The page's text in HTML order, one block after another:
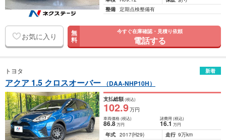
整備 定期点検整備有
お気に入り 無
料
今すぐ在庫確認・見積り依頼
電話する
トヨタ 新着
アクア 1.5 クロスオーバー （DAA-NHP10H）
支払総額(税込)
102.9万円
車両価格(税込)
86.8万円
諸費用 (税込)
16.1 万円
年式 2017(H29) 走行 9万km